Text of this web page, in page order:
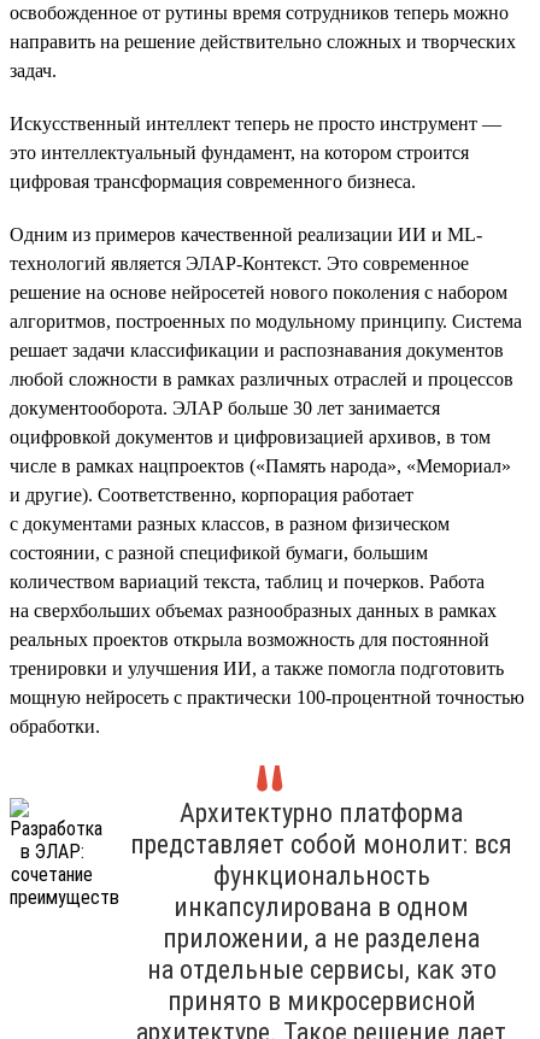
освобожденное от рутины время сотрудников теперь можно
направить на решение действительно сложных и творческих
задач.
Искусственный интеллект теперь не просто инструмент —
это интеллектуальный фундамент, на котором строится
цифровая трансформация современного бизнеса.
Одним из примеров качественной реализации ИИ и ML-
технологий является ЭЛАР-Контекст. Это современное
решение на основе нейросетей нового поколения с набором
алгоритмов, построенных по модульному принципу. Система
решает задачи классификации и распознавания документов
любой сложности в рамках различных отраслей и процессов
документооборота. ЭЛАР больше 30 лет занимается
оцифровкой документов и цифровизацией архивов, в том
числе в рамках нацпроектов («Память народа», «Мемориал»
и другие). Соответственно, корпорация работает
с документами разных классов, в разном физическом
состоянии, с разной спецификой бумаги, большим
количеством вариаций текста, таблиц и почерков. Работа
на сверхбольших объемах разнообразных данных в рамках
реальных проектов открыла возможность для постоянной
тренировки и улучшения ИИ, а также помогла подготовить
мощную нейросеть с практически 100-процентной точностью
обработки.
Архитектурно платформа
представляет собой монолит: вся
функциональность
инкапсулирована в одном
приложении, а не разделена
на отдельные сервисы, как это
принято в микросервисной
архитектуре. Такое решение дает